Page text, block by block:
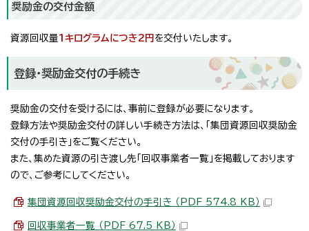
奨励金の交付金額
資源回収量1キログラムにつき2円 を交付いたします。
登録・奨励金交付の手続き
奨励金の交付を受けるには、事前に登録が必要になります。
登録方法や奨励金交付の詳しい手続き方法は、「集団資源回収奨励金
交付の手引き」をご覧ください。
また、集めた資源の引き渡し先「回収事業者一覧」を掲載しております
ので、ご参考にしてください。
集団資源回収奨励金交付の手引き （PDF 574.8 KB）
回収事業者一覧 （PDF 67.5 KB）